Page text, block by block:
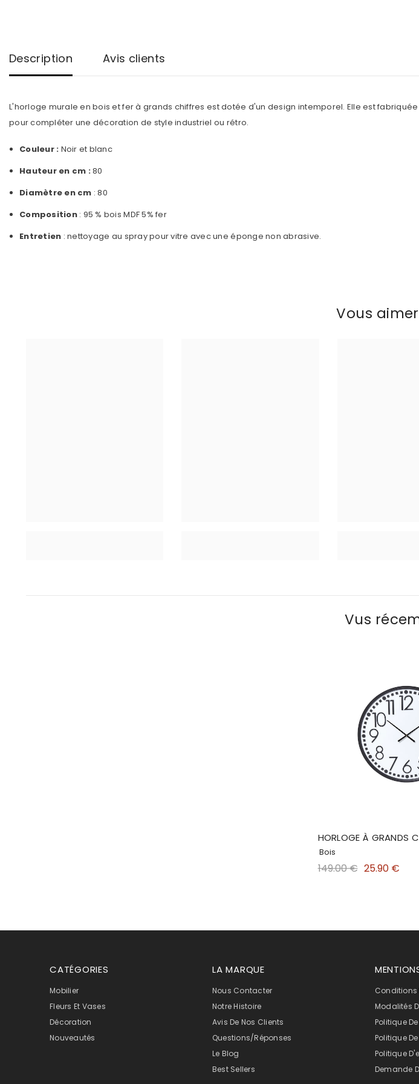
Description Avis clients
L'horloge murale en bois et fer à grands chiffres est dotée d'un design intemporel. Elle est
pour compléter une décoration de style industriel ou rétro.
Couleur : Noir et blanc
Hauteur en cm :80
Diamètre en cm : 80
Composition: 95 % bois MDF 5% fer
Entretien : nettoyage au spray pour vitre avec une éponge non abrasive.
Vous
Vus
HORLOGE À GRANDS
Bois
149.00 € 25.90 €
CATÉGORIES
Mobilier
Fleurs Et Vases
Décoration
Nouveautés
LA MARQUE
Nous Contacter
Notre Histoire
Avis De Nos Clients
Questions/Réponses
Le Blog
Best Sellers
Conditions
Modalités
Politique
Politique
Politique
Demande